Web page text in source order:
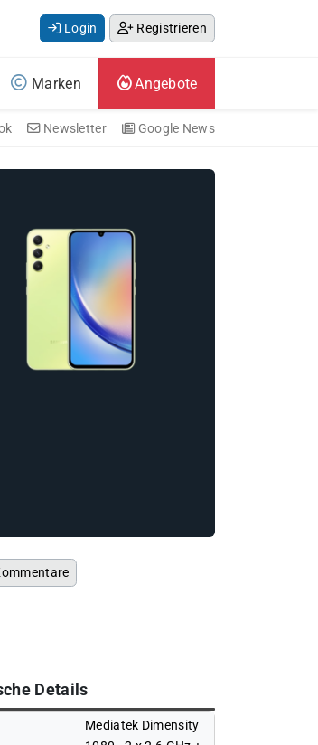
Login Registrieren
Marken Angebote
Newsletter Google News
Details
Mediatek Dimensity